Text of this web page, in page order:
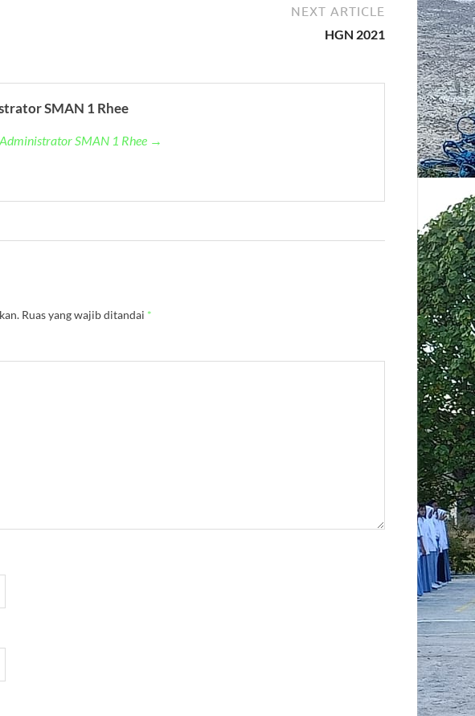
NEXT ARTICLE
HGN 2021
SMAN 1 Rhee
SMAN 1 Rhee →
Ruas yang wajib ditandai *